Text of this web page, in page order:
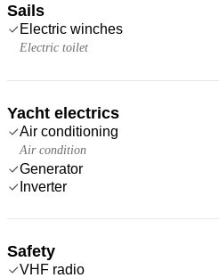
Sails
Electric winches
Electric toilet
Yacht electrics
Air conditioning
Air condition
Generator
Inverter
Safety
VHF radio